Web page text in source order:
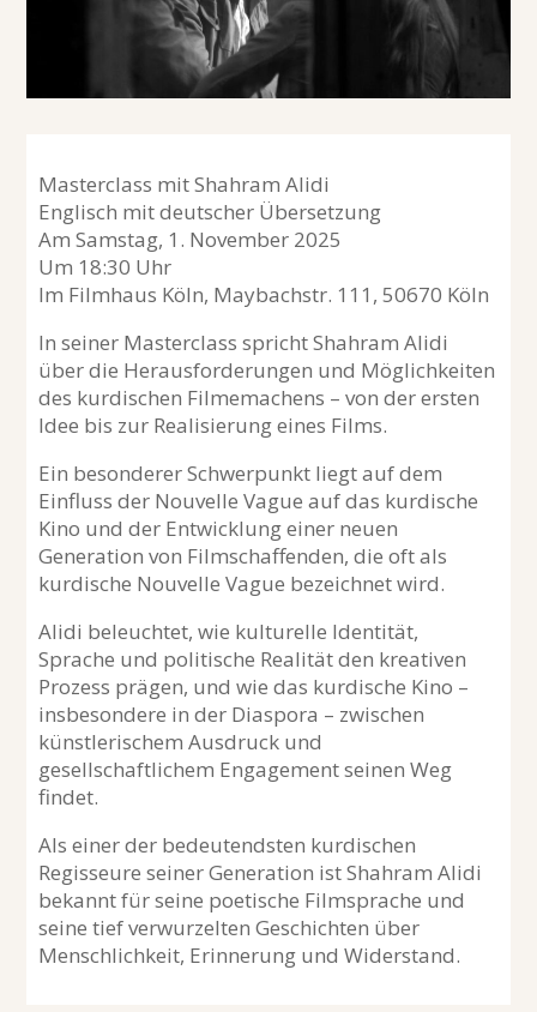
Masterclass mit Shahram Alidi
Englisch mit deutscher Übersetzung
Am Samstag, 1. November 2025
Um 18:30 Uhr
Im Filmhaus Köln, Maybachstr. 111, 50670 Köln
In seiner Masterclass spricht Shahram Alidi
über die Herausforderungen und Möglichkeiten
des kurdischen Filmemachens – von der ersten
Idee bis zur Realisierung eines Films.
Ein besonderer Schwerpunkt liegt auf dem
Einfluss der Nouvelle Vague auf das kurdische
Kino und der Entwicklung einer neuen
Generation von Filmschaffenden, die oft als
kurdische Nouvelle Vague bezeichnet wird.
Alidi beleuchtet, wie kulturelle Identität,
Sprache und politische Realität den kreativen
Prozess prägen, und wie das kurdische Kino –
insbesondere in der Diaspora – zwischen
künstlerischem Ausdruck und
gesellschaftlichem Engagement seinen Weg
findet.
Als einer der bedeutendsten kurdischen
Regisseure seiner Generation ist Shahram Alidi
bekannt für seine poetische Filmsprache und
seine tief verwurzelten Geschichten über
Menschlichkeit, Erinnerung und Widerstand.